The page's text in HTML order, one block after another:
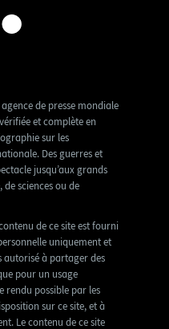
agence de presse mondiale
et complète en
sur les
Des guerres et
jusqu’aux grands
sciences ou de
de ce site est fourni
uniquement et
autorisé à partager des
pour un usage
rendu possible par les
sur ce site, et à
Le contenu de ce site